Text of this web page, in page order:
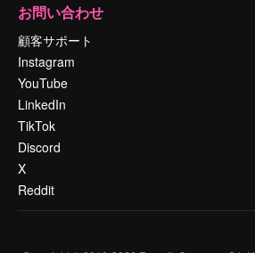
お問い合わせ
顧客サポート
Instagram
YouTube
LinkedIn
TikTok
Discord
X
Reddit